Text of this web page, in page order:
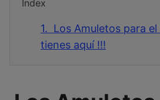
Index
1. Los Amuletos para
tienes aquí !!!